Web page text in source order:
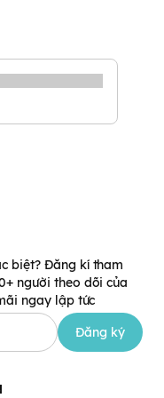
biệt? Đăng kí tham
người theo dõi của
ngay lập tức
Đăng ký